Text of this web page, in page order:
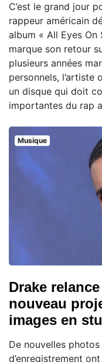
C’est le grand jour
rappeur américain
album « All Eyes
marque son retour
plusieurs années
personnels, l’artiste
un disque qui doit
importantes du rap
Musique
Drake
nouveau
images en
De nouvelles
d’enregistrement